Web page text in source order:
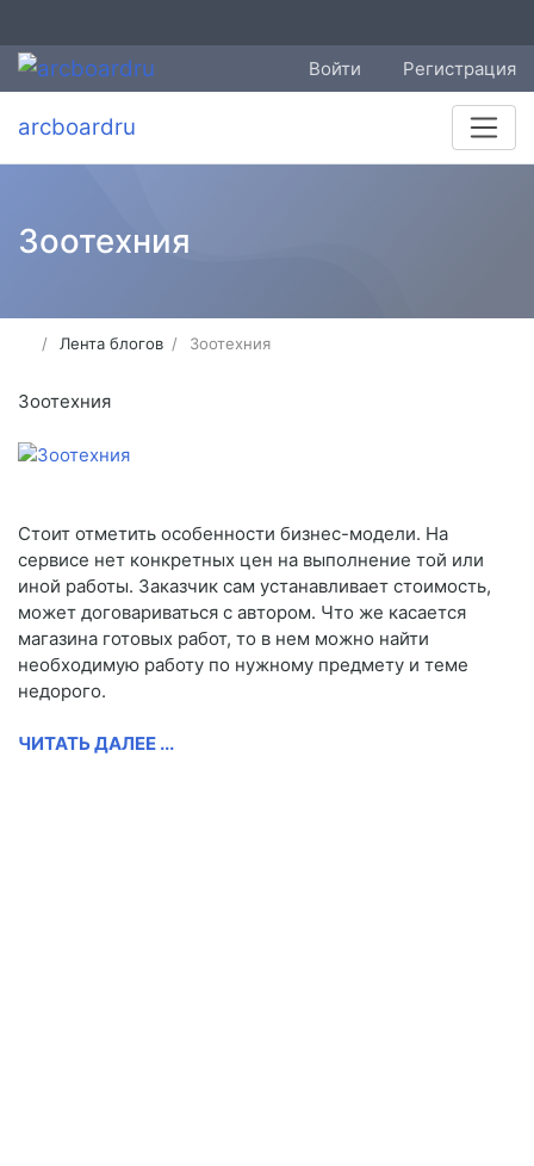
Войти Регистрация
arcboardru
Зоотехния
Лента блогов Зоотехния
Зоотехния
Стоит отметить особенности бизнес-модели. На
сервисе нет конкретных цен на выполнение той или
иной работы. Заказчик сам устанавливает стоимость,
может договариваться с автором. Что же касается
магазина готовых работ, то в нем можно найти
необходимую работу по нужному предмету и теме
недорого.
ЧИТАТЬ ДАЛЕЕ ...